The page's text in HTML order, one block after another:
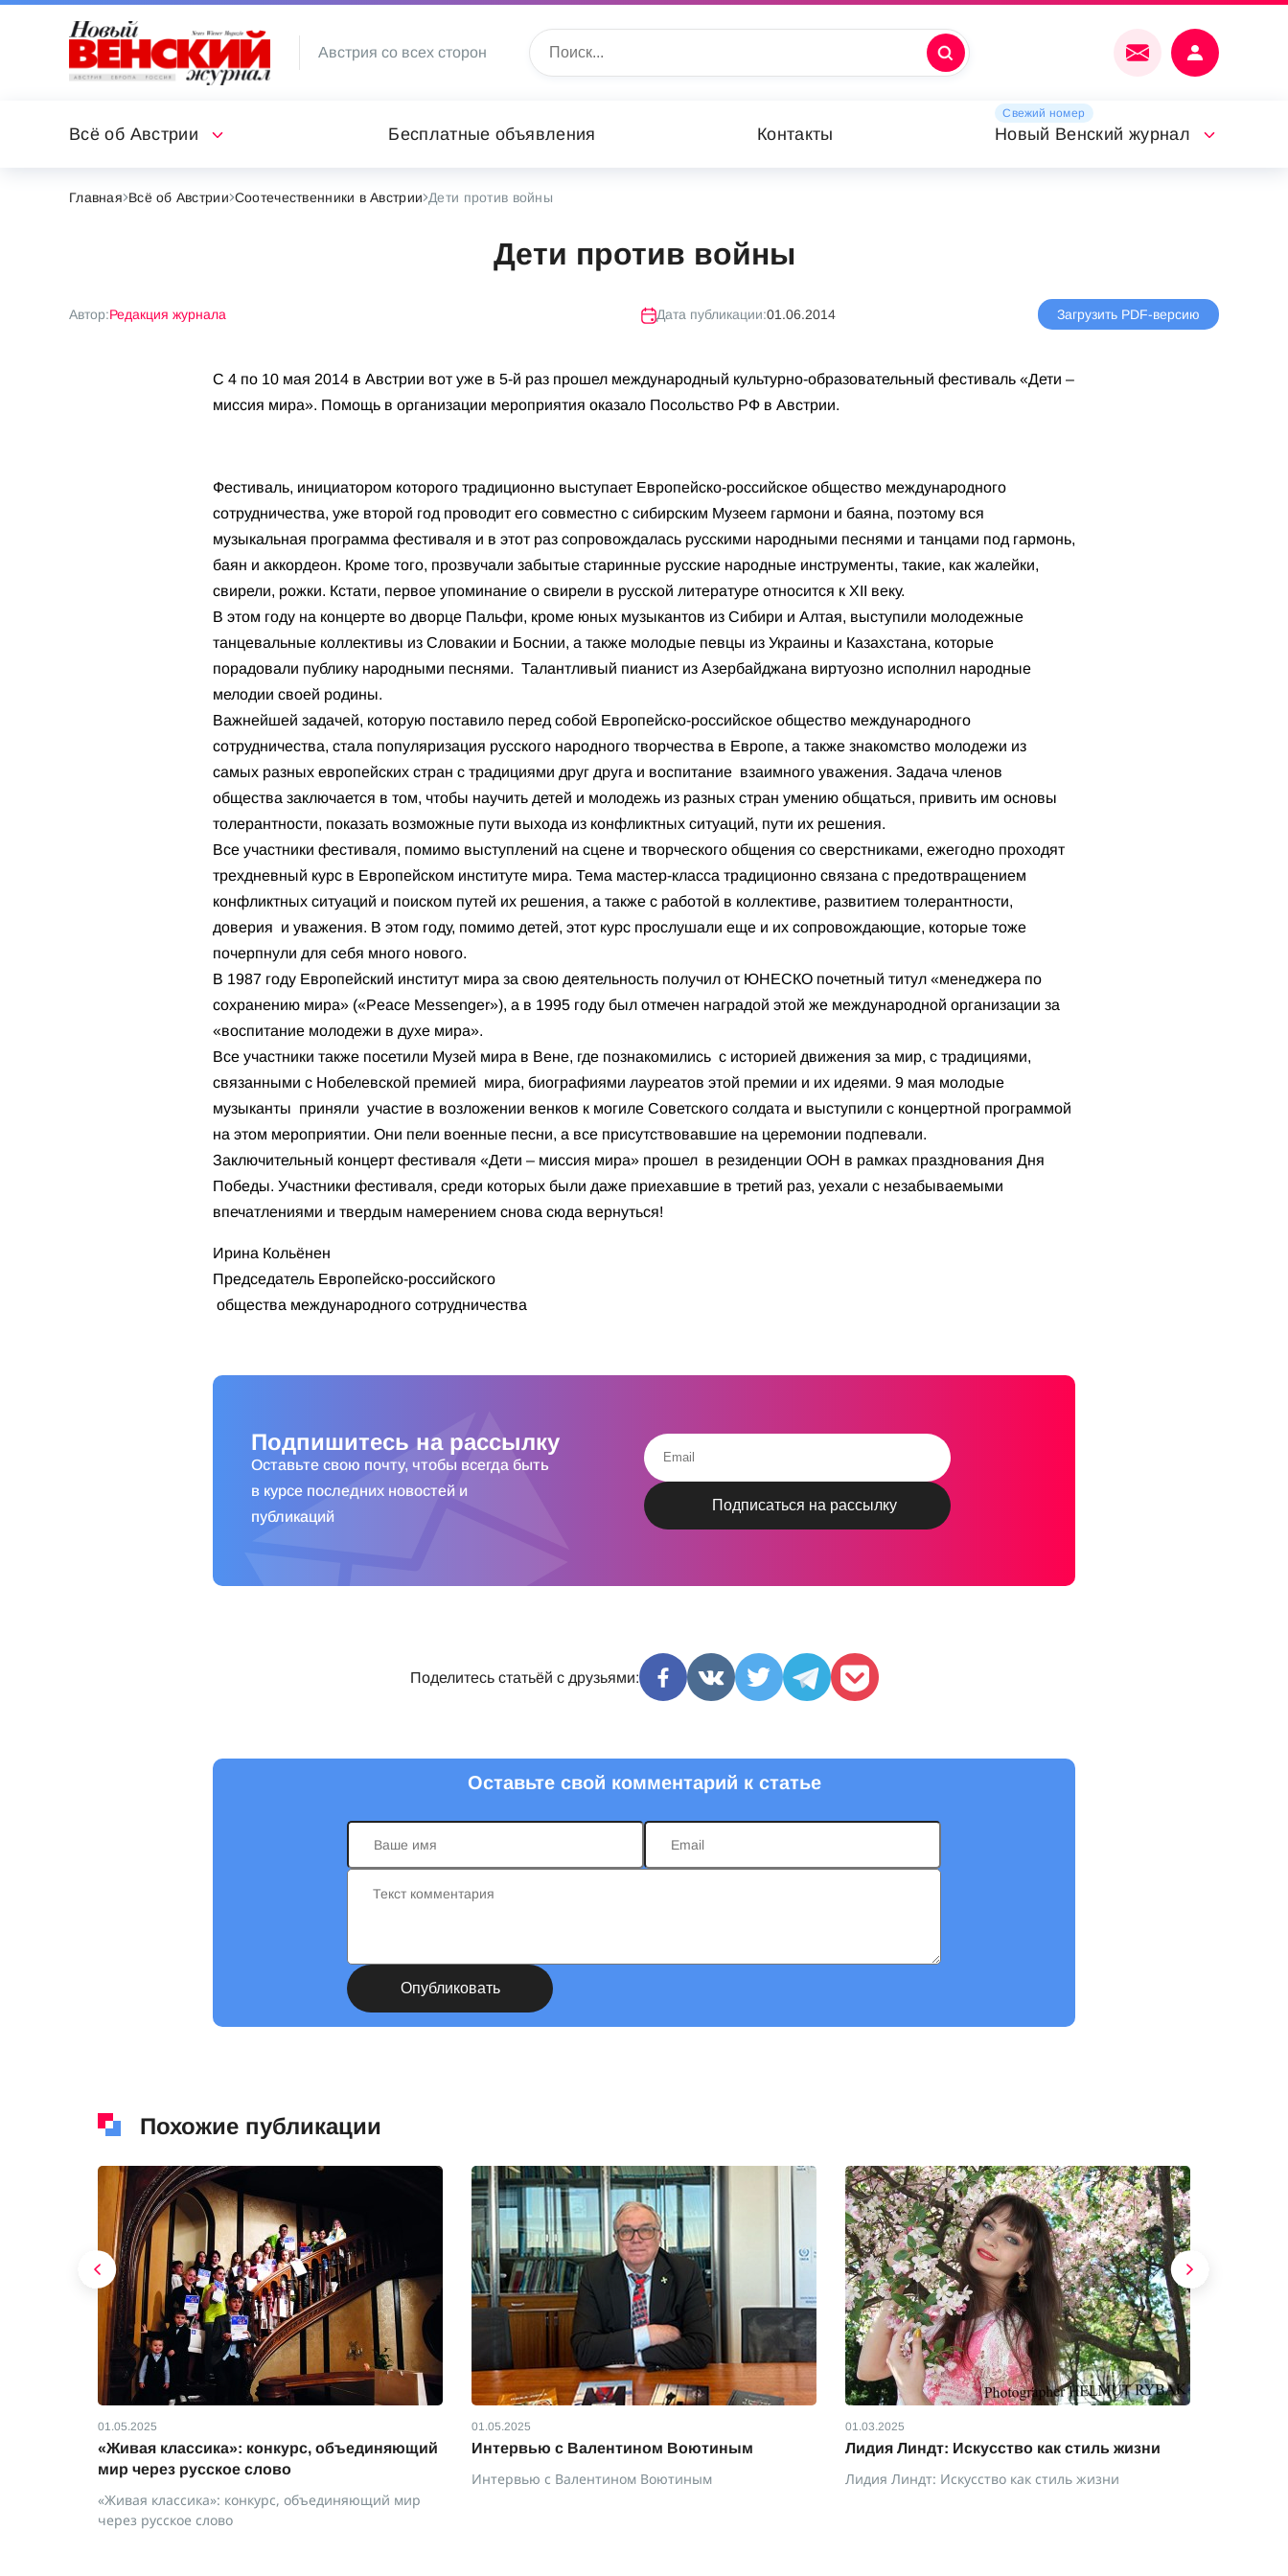
Австрия со всех сторон
Всё об Австрии Бесплатные объявления Контакты
Свежий номер
Новый Венский журнал
Главная Всё об Австрии Соотечественники в Австрии Дети против войны
Дети против войны
Автор:Редакция журнала Дата публикации:01.06.2014 Загрузить PDF-версию
C 4 по 10 мая 2014 в Австрии вот уже в 5-й раз прошел международный культурно-образовательный фестиваль «Дети –
миссия мира». Помощь в организации мероприятия оказало Посольство РФ в Австрии.
Фестиваль, инициатором которого традиционно выступает Европейско-российское общество международного
сотрудничества, уже второй год проводит его совместно с сибирским Музеем гармони и баяна, поэтому вся
музыкальная программа фестиваля и в этот раз сопровождалась русскими народными песнями и танцами под гармонь,
баян и аккордеон. Кроме того, прозвучали забытые старинные русские народные инструменты, такие, как жалейки,
свирели, рожки. Кстати, первое упоминание о свирели в русской литературе относится к XII веку.
В этом году на концерте во дворце Пальфи, кроме юных музыкантов из Сибири и Алтая, выступили молодежные
танцевальные коллективы из Словакии и Боснии, а также молодые певцы из Украины и Казахстана, которые
порадовали публику народными песнями. Талантливый пианист из Азербайджана виртуозно исполнил народные
мелодии своей родины.
Важнейшей задачей, которую поставило перед собой Европейско-российское общество международного
сотрудничества, стала популяризация русского народного творчества в Европе, а также знакомство молодежи из
самых разных европейских стран с традициями друг друга и воспитание взаимного уважения. Задача членов
общества заключается в том, чтобы научить детей и молодежь из разных стран умению общаться, привить им основы
толерантности, показать возможные пути выхода из конфликтных ситуаций, пути их решения.
Все участники фестиваля, помимо выступлений на сцене и творческого общения со сверстниками, ежегодно проходят
трехдневный курс в Европейском институте мира. Тема мастер-класса традиционно связана с предотвращением
конфликтных ситуаций и поиском путей их решения, а также с работой в коллективе, развитием толерантности,
доверия и уважения. В этом году, помимо детей, этот курс прослушали еще и их сопровождающие, которые тоже
почерпнули для себя много нового.
В 1987 году Европейский институт мира за свою деятельность получил от ЮНЕСКО почетный титул «менеджера по
сохранению мира» («Peace Messenger»), а в 1995 году был отмечен наградой этой же международной организации за
«воспитание молодежи в духе мира».
Все участники также посетили Музей мира в Вене, где познакомились с историей движения за мир, с традициями,
связанными с Нобелевской премией мира, биографиями лауреатов этой премии и их идеями. 9 мая молодые
музыканты приняли участие в возложении венков к могиле Советского солдата и выступили с концертной программой
на этом мероприятии. Они пели военные песни, а все присутствовавшие на церемонии подпевали.
Заключительный концерт фестиваля «Дети – миссия мира» прошел в резиденции ООН в рамках празднования Дня
Победы. Участники фестиваля, среди которых были даже приехавшие в третий раз, уехали с незабываемыми
впечатлениями и твердым намерением снова сюда вернуться!
Ирина Кольёнен
Председатель Европейско-российского
общества международного сотрудничества
Подпишитесь на рассылку
Оставьте свою почту, чтобы всегда быть
в курсе последних новостей и
публикаций
Поделитесь статьёй с друзьями:
Оставьте свой комментарий к статье
Похожие публикации
01.05.2025
«Живая классика»: конкурс, объединяющий
мир через русское слово
«Живая классика»: конкурс, объединяющий мир
через русское слово
01.05.2025
Интервью с Валентином Воютиным
Интервью с Валентином Воютиным
01.03.2025
Лидия Линдт: Искусство как стиль жизни
Лидия Линдт: Искусство как стиль жизни